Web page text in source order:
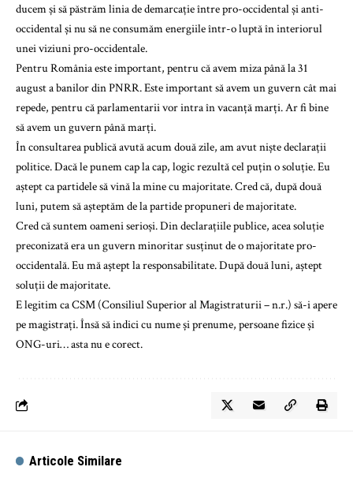
ducem și să păstrăm linia de demarcație între pro-occidental și anti-
occidental și nu să ne consumăm energiile într-o luptă în interiorul
unei viziuni pro-occidentale.
Pentru România este important, pentru că avem miza până la 31
august a banilor din PNRR. Este important să avem un guvern cât mai
repede, pentru că parlamentarii vor intra în vacanță marți. Ar fi bine
să avem un guvern până marți.
În consultarea publică avută acum două zile, am avut niște declarații
politice. Dacă le punem cap la cap, logic rezultă cel puțin o soluție. Eu
aștept ca partidele să vină la mine cu majoritate. Cred că, după două
luni, putem să așteptăm de la partide propuneri de majoritate.
Cred că suntem oameni serioși. Din declarațiile publice, acea soluție
preconizată era un guvern minoritar susținut de o majoritate pro-
occidentală. Eu mă aștept la responsabilitate. După două luni, aștept
soluții de majoritate.
E legitim ca CSM (Consiliul Superior al Magistraturii – n.r.) să-i apere
pe magistrați. Însă să indici cu nume și prenume, persoane fizice și
ONG-uri… asta nu e corect.
Articole Similare